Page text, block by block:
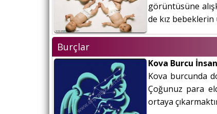
görüntüsüne
de kız bebeklerin
Burçlar
Kova Burcu
Kova burcunda
Çoğunuz para
ortaya